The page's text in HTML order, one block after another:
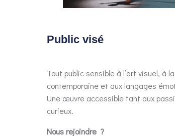
Public visé
Tout public sensible à l’art visuel, à
contemporaine et aux langages
Une œuvre accessible tant aux
curieux.
Nous rejoindre ?